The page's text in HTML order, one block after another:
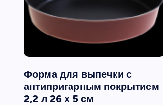
Форма для выпечки с
антипригарным покрытием
2,2 л 26 х 5 см